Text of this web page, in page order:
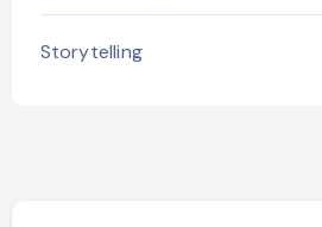
Storytelling